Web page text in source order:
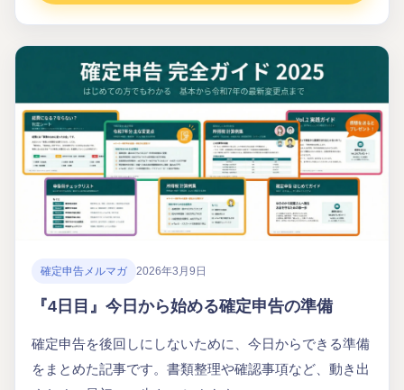
確定申告メルマガ 2026年3月9日
『4日目』今日から始める確定申告の準備
確定申告を後回しにしないために、今日からできる準備
をまとめた記事です。書類整理や確認事項など、動き出